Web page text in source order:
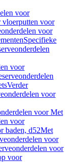
voor
vloerputten voor
voor
Specifieke
voor
Verder
voor
voor Met
voor
baden, d52Met
voor
voor
voor